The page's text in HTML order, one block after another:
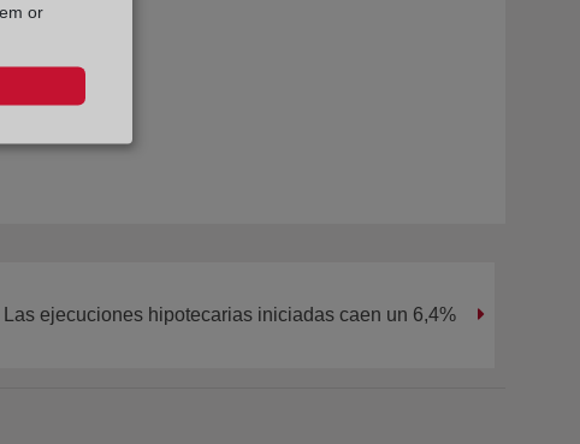
Las ejecuciones hipotecarias iniciadas caen un 6,4%
or